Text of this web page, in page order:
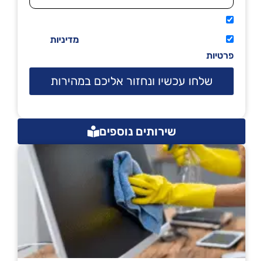
מדיניות
פרטיות
שלחו עכשיו ונחזור אליכם במהירות
שירותים נוספים